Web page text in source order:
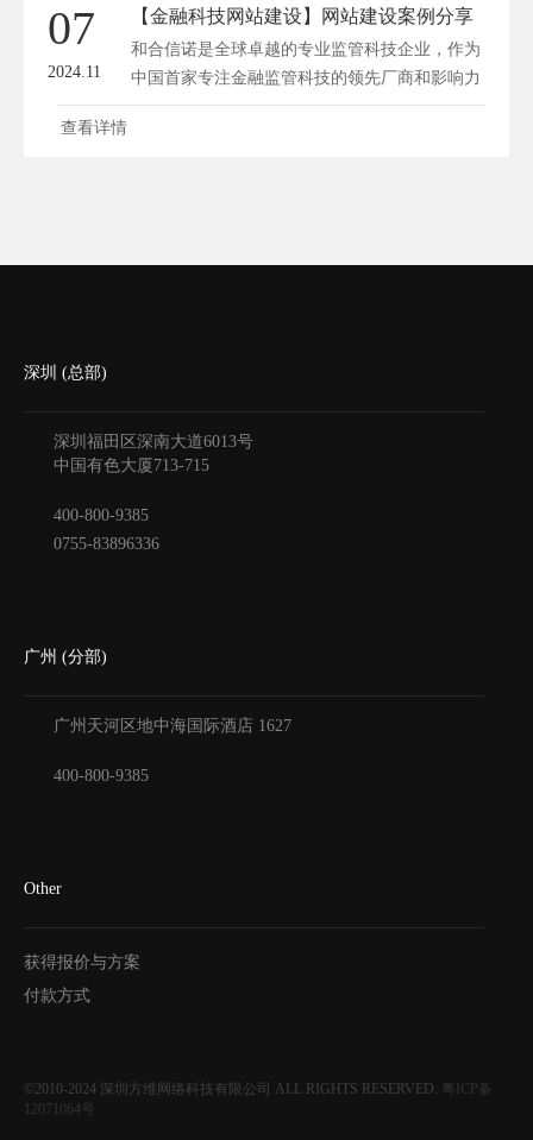
体 要想在金融科技领域取得成功，首先需要明
确目标用户群体。在2025...
07
2024.11
【金融科技网站建设】网站建设案例分享
和合信诺是全球卓越的专业监管科技企业，作为
中国首家专注金融监管科技的领先厂商和影响力
品牌，长期专注为央企、国企、金融机构和重点
查看详情
深圳 (总部)
深圳福田区深南大道6013号
中国有色大厦713-715
400-800-9385
0755-83896336
广州 (分部)
广州天河区地中海国际酒店 1627
400-800-9385
Other
获得报价与方案
付款方式
©2010-2024 深圳方维网络科技有限公司 ALL RIGHTS RESERVED.
粤ICP备
12071064号